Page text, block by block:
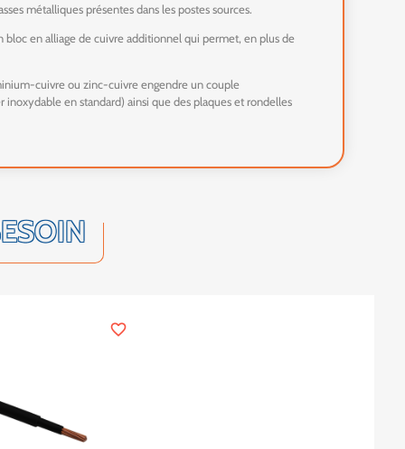
métalliques présentes dans les postes sources.
bloc en alliage de cuivre additionnel qui permet, en plus de
cuivre ou zinc-cuivre engendre un couple
en standard) ainsi que des plaques et rondelles
favorite_border